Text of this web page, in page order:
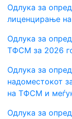
Одлука за
лиценцирање
Одлука за
ТФСМ за 2026
Одлука за
надоместокот
на ТФСМ и
Одлука за